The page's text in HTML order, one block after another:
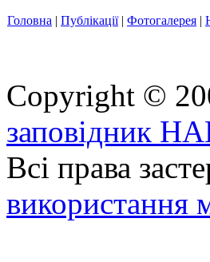
Головна | Публікації| Фотогалерея |
Copyright ©
заповідник
Всі права
використання